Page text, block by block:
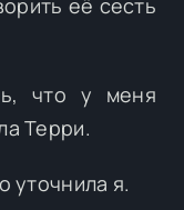
её сесть
что у меня
Терри.
уточнила я.